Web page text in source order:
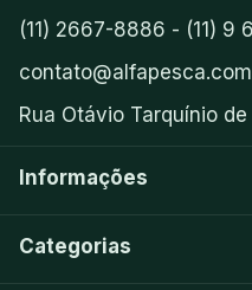
(11) 2667-8886 - (11) 9
Rua Otávio Tarquínio
Informações
Categorias